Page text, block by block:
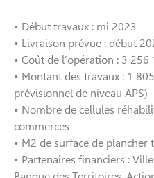
• Début travaux : mi 2023
• Livraison prévue : début
• Coût de l’opération : 3 256
• Montant des travaux : 1
prévisionnel de niveau APS)
• Nombre de cellules
commerces
• M2 de surface de plancher
• Partenaires financiers :